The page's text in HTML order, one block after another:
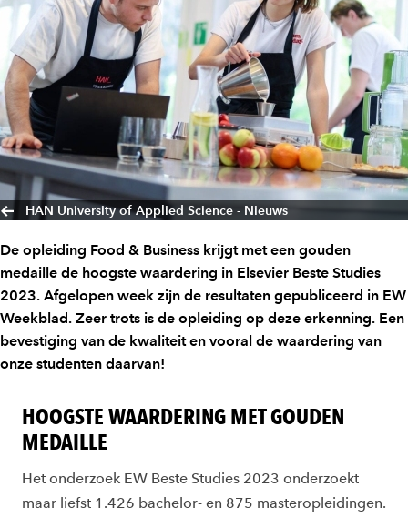
HAN University of Applied Science - Nieuws
De opleiding Food & Business krijgt met een gouden
medaille de hoogste waardering in Elsevier Beste Studies
2023. Afgelopen week zijn de resultaten gepubliceerd in EW
Weekblad. Zeer trots is de opleiding op deze erkenning. Een
bevestiging van de kwaliteit en vooral de waardering van
onze studenten daarvan!
HOOGSTE WAARDERING MET GOUDEN
MEDAILLE
Het onderzoek EW Beste Studies 2023 onderzoekt
maar liefst 1.426 bachelor- en 875 masteropleidingen.